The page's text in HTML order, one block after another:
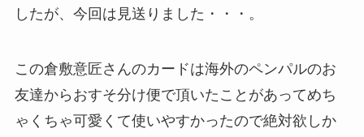
したが、今回は見送りました・・・。
この倉敷意匠さんのカードは海外のペンパルのお
友達からおすそ分け便で頂いたことがあってめち
ゃくちゃ可愛くて使いやすかったので絶対欲しか